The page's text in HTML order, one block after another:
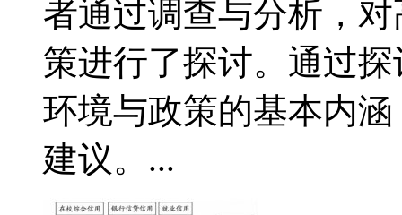
者通过调查与分析，
策进行了探讨。通过
环境与政策的基本内
建议。...